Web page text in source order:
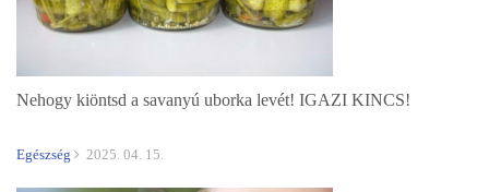
Nehogy kiöntsd a savanyú uborka levét! IGAZI KINCS!
Egészség 2025. 04. 15.